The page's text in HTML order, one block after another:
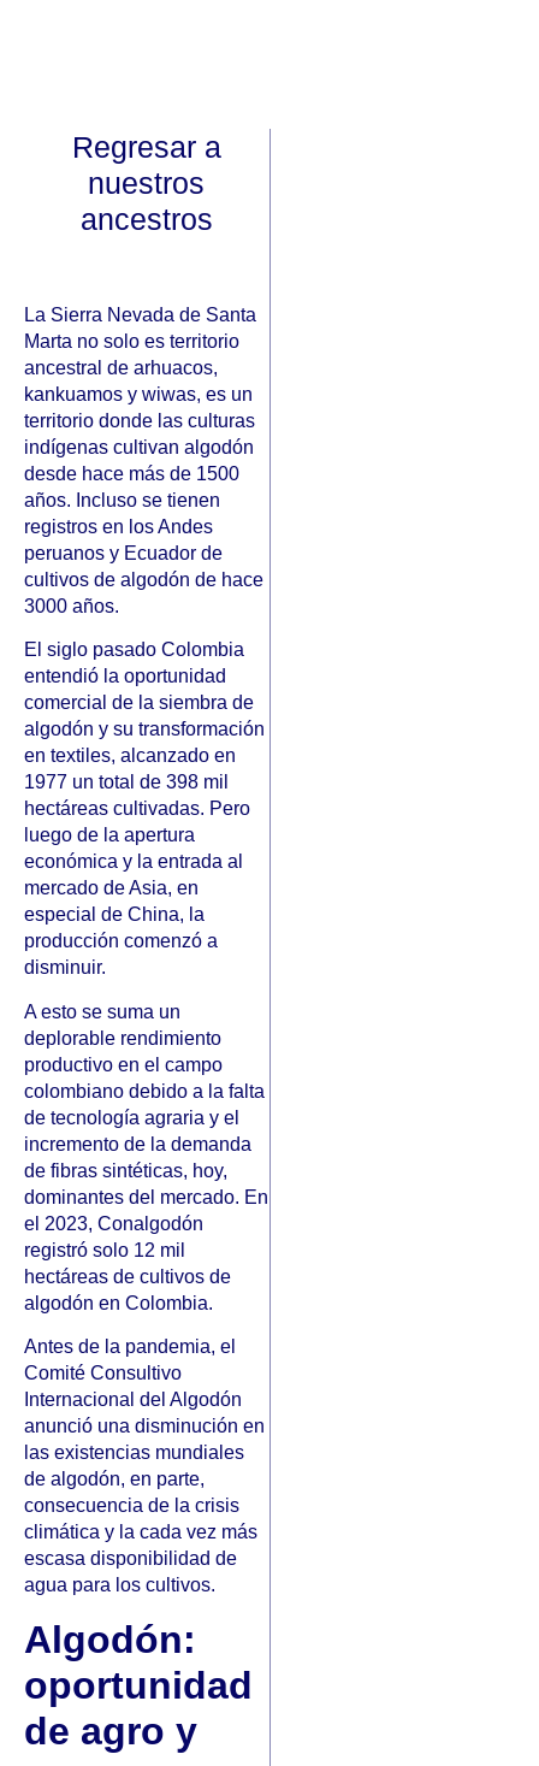
Regresar a
nuestros
ancestros
La Sierra Nevada de Santa
Marta no solo es territorio
ancestral de arhuacos,
kankuamos y wiwas, es un
territorio donde las culturas
indígenas cultivan algodón
desde hace más de 1500
años. Incluso se tienen
registros en los Andes
peruanos y Ecuador de
cultivos de algodón de hace
3000 años.
El siglo pasado Colombia
entendió la oportunidad
comercial de la siembra de
algodón y su transformación
en textiles, alcanzado en
1977 un total de 398 mil
hectáreas cultivadas. Pero
luego de la apertura
económica y la entrada al
mercado de Asia, en
especial de China, la
producción comenzó a
disminuir.
A esto se suma un
deplorable rendimiento
productivo en el campo
colombiano debido a la falta
de tecnología agraria y el
incremento de la demanda
de fibras sintéticas, hoy,
dominantes del mercado. En
el 2023, Conalgodón
registró solo 12 mil
hectáreas de cultivos de
algodón en Colombia.
Antes de la pandemia, el
Comité Consultivo
Internacional del Algodón
anunció una disminución en
las existencias mundiales
de algodón, en parte,
consecuencia de la crisis
climática y la cada vez más
escasa disponibilidad de
agua para los cultivos.
Algodón:
oportunidad
de agro y